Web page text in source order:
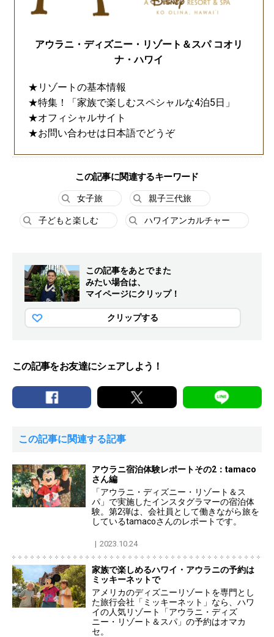
アウラニ・ディズニー・リゾート＆スパ コオリ
ナ・ハワイ
★リゾートの基本情報
★特集！「家族で楽しむスペシャルな4泊5日」
★オフィシャルサイト
★お問い合わせは日本語でどうぞ
この記事に関連するキーワード
女子旅 親子三代旅
子どもと楽しむ ハワイアンカルチャー
この記事をあとでまた
みたい場合は、
マイページにクリップ！
クリップする
この記事をお友達にシェアしよう！
この記事に関連する記事
アウラニ宿泊体験レポートその2：tamaco
さん編
「アウラニ・ディズニー・リゾート＆ス
パ」で実施したインスタグラマーの宿泊体
験。第2弾は、会社員として働きながら旅を
しているtamacoさんのレポートです。
2023.10.24
家族で楽しめるハワイ・アウラニの予約は
ミッキーネットで
アメリカのディズニーリゾートを専門とし
た旅行会社「ミッキーネット」なら、ハワ
イの人気リゾート「アウラニ・ディズ
ニー・リゾート＆スパ」の予約はオマカ
セ。